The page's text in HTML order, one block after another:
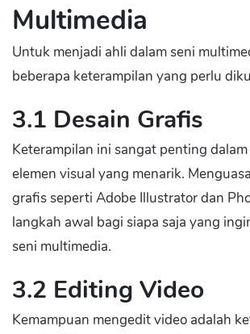
Multimedia
Untuk menjadi ahli dalam seni
beberapa keterampilan yang perlu
3.1 Desain Grafis
Keterampilan ini sangat penting
elemen visual yang menarik.
grafis seperti Adobe Illustrator dan
langkah awal bagi siapa saja yang
seni multimedia.
3.2 Editing Video
Kemampuan mengedit video adalah